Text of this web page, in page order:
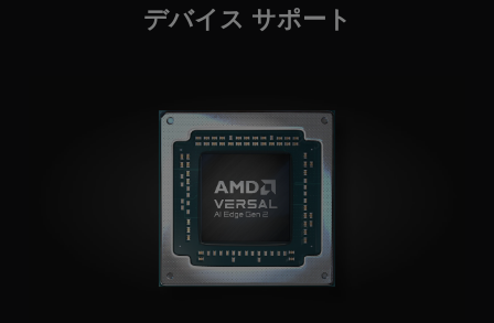
デバイス サポート